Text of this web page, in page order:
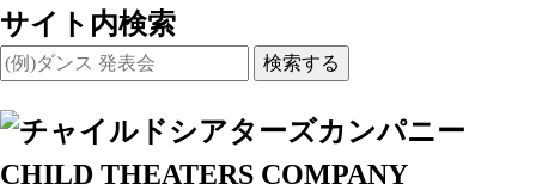
サイト内検索
検索する